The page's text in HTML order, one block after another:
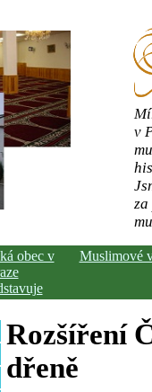
v
obec v
Muslimové
Rozšíření
dřeně